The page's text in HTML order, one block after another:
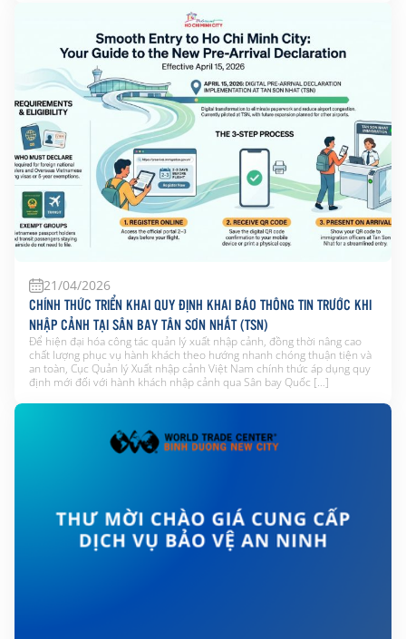
21/04/2026
CHÍNH THỨC TRIỂN KHAI QUY ĐỊNH KHAI BÁO THÔNG TIN TRƯỚC KHI
NHẬP CẢNH TẠI SÂN BAY TÂN SƠN NHẤT (TSN)
Để hiện đại hóa công tác quản lý xuất nhập cảnh, đồng thời nâng cao
chất lượng phục vụ hành khách theo hướng nhanh chóng thuận tiện và
an toàn, Cục Quản lý Xuất nhập cảnh Việt Nam chính thức áp dụng quy
định mới đối với hành khách nhập cảnh qua Sân bay Quốc […]